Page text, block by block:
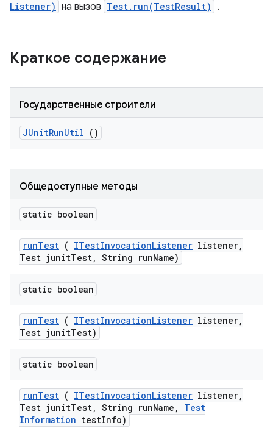
Listener) на вызов Test.run(TestResult) .
Краткое содержание
Государственные строители
JUnitRunUtil ()
Общедоступные методы
static boolean
runTest ( ITestInvocationListener listener,
Test junitTest, String runName)
static boolean
runTest ( ITestInvocationListener listener,
Test junitTest)
static boolean
runTest ( ITestInvocationListener listener,
Test junitTest, String runName ,
Test
Information testInfo)